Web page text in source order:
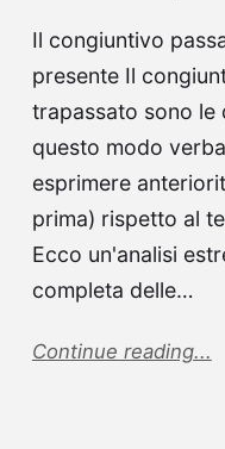
Il congiuntivo
presente Il
trapassato sono le
questo modo
esprimere
prima) rispetto al
Ecco un'analisi
completa delle…
Continue reading...